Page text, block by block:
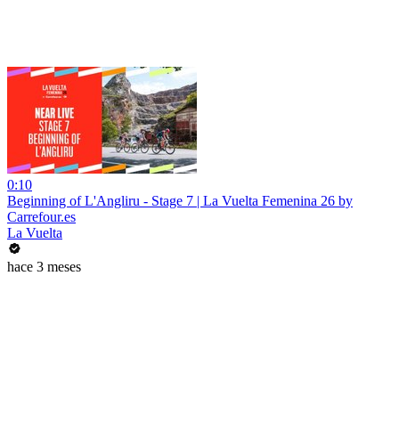
0:10
Beginning of L'Angliru - Stage 7 | La Vuelta Femenina 26 by
Carrefour.es
La Vuelta
hace 3 meses